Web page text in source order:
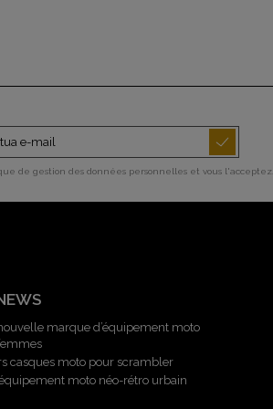
de gestion des données personnelles et vous l'acceptez.
marque d’équipement moto
casques moto pour scrambler
moto néo-rétro urbain